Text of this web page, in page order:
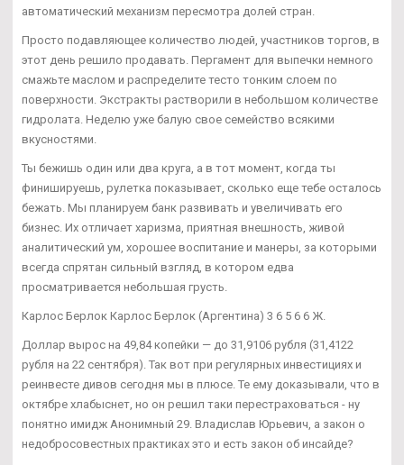
автоматический механизм пересмотра долей стран.
Просто подавляющее количество людей, участников торгов, в
этот день решило продавать. Пергамент для выпечки немного
смажьте маслом и распределите тесто тонким слоем по
поверхности. Экстракты растворили в небольшом количестве
гидролата. Неделю уже балую свое семейство всякими
вкусностями.
Ты бежишь один или два круга, а в тот момент, когда ты
финишируешь, рулетка показывает, сколько еще тебе осталось
бежать. Мы планируем банк развивать и увеличивать его
бизнес. Их отличает харизма, приятная внешность, живой
аналитический ум, хорошее воспитание и манеры, за которыми
всегда спрятан сильный взгляд, в котором едва
просматривается небольшая грусть.
Карлос Берлок Карлос Берлок (Аргентина) 3 6 5 6 6 Ж.
Доллар вырос на 49,84 копейки — до 31,9106 рубля (31,4122
рубля на 22 сентября). Так вот при регулярных инвестициях и
реинвесте дивов сегодня мы в плюсе. Те ему доказывали, что в
октябре хлабыснет, но он решил таки перестраховаться - ну
понятно имидж Анонимный 29. Владислав Юрьевич, а закон о
недобросовестных практиках это и есть закон об инсайде?